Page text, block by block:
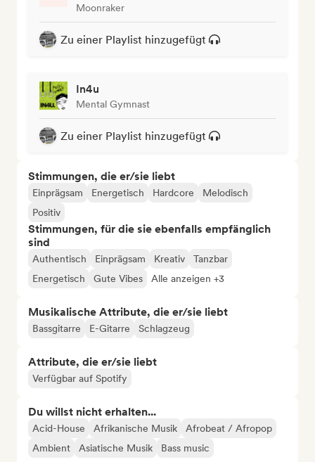
Moonraker
Zu einer Playlist hinzugefügt
In4u
Mental Gymnast
Zu einer Playlist hinzugefügt
Stimmungen, die er/sie liebt
Einprägsam Energetisch Hardcore
Melodisch
Positiv
Stimmungen, für die sie ebenfalls empfänglich
sind
Authentisch Einprägsam Kreativ
Tanzbar
Energetisch
Gute Vibes Alle anzeigen +3
Musikalische Attribute, die er/sie liebt
Bassgitarre E-Gitarre Schlagzeug
Attribute, die er/sie liebt
Verfügbar auf Spotify
Du willst nicht erhalten...
Acid-House Afrikanische Musik
Afrobeat / Afropop
Ambient
Asiatische Musik Bass music